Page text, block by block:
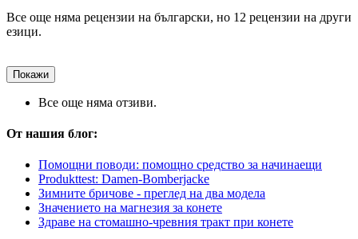
Все още няма рецензии на български, но 12 рецензии на други
езици.
Покажи
Все още няма отзиви.
От нашия блог:
Помощни поводи: помощно средство за начинаещи
Produkttest: Damen-Bomberjacke
Зимните бричове - преглед на два модела
Значението на магнезия за конете
Здраве на стомашно-чревния тракт при конете